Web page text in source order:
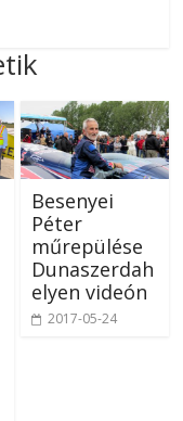
Besenyei
Péter
műrepülése
Dunaszerdah
elyen videón
2017-05-24